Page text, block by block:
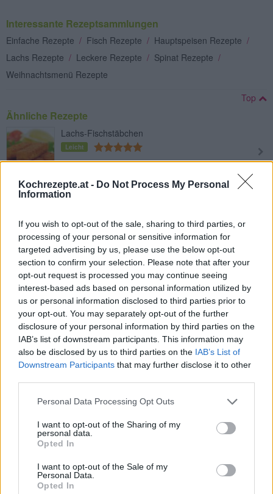
Kochrezepte.at - Do Not Process My Personal
Information
If you wish to opt-out of the sale, sharing to third parties, or
processing of your personal or sensitive information for
targeted advertising by us, please use the below opt-out
section to confirm your selection. Please note that after your
opt-out request is processed you may continue seeing
interest-based ads based on personal information utilized by
us or personal information disclosed to third parties prior to
your opt-out. You may separately opt-out of the further
disclosure of your personal information by third parties on the
IAB’s list of downstream participants. This information may
also be disclosed by us to third parties on the IAB’s List of
Downstream Participants that may further disclose it to other
Personal Data Processing Opt Outs
I want to opt-out of the Sharing of my
personal data.
Opted In
I want to opt-out of the Sale of my
Personal Data.
Opted In
Interessante Rezeptsammlungen
Einfache Rezepte / Fisch Rezepte / Hauptspeisen Rezepte /
Lachs Rezepte / Leckere Rezepte / Spinat Rezepte /
Weihnachtsmenü Rezepte
Top
Ähnliche Rezepte
Lachs-Fischstäbchen
Leicht
Gebackener Lachs in Filoteig
Backofen Lachs mit Parmesankruste
Lachs mit Kartoffelpüree
Leicht
Lachsfilet mit Krensauce
Leicht
Teriyaki-Lachs
Leicht
Süß-saure Marinade für gegrillten
Lachs
Leicht